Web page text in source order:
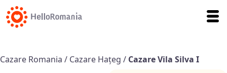
Cazare Romania / Cazare Hațeg / Cazare Vila Silva I